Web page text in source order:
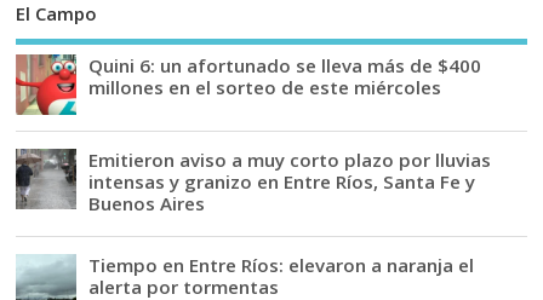
El Campo
Quini 6: un afortunado se lleva más de $400
millones en el sorteo de este miércoles
Emitieron aviso a muy corto plazo por lluvias
intensas y granizo en Entre Ríos, Santa Fe y
Buenos Aires
Tiempo en Entre Ríos: elevaron a naranja el
alerta por tormentas